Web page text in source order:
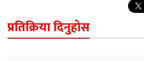
प्रतिक्रिया दिनुहोस